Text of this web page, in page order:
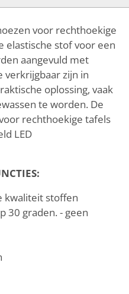
voor rechthoekige
elastische stof voor een
aangevuld met
verkrijgbaar zijn in
oplossing, vaak
te worden. De
rechthoekige tafels
LED
kwaliteit stoffen
30 graden. - geen